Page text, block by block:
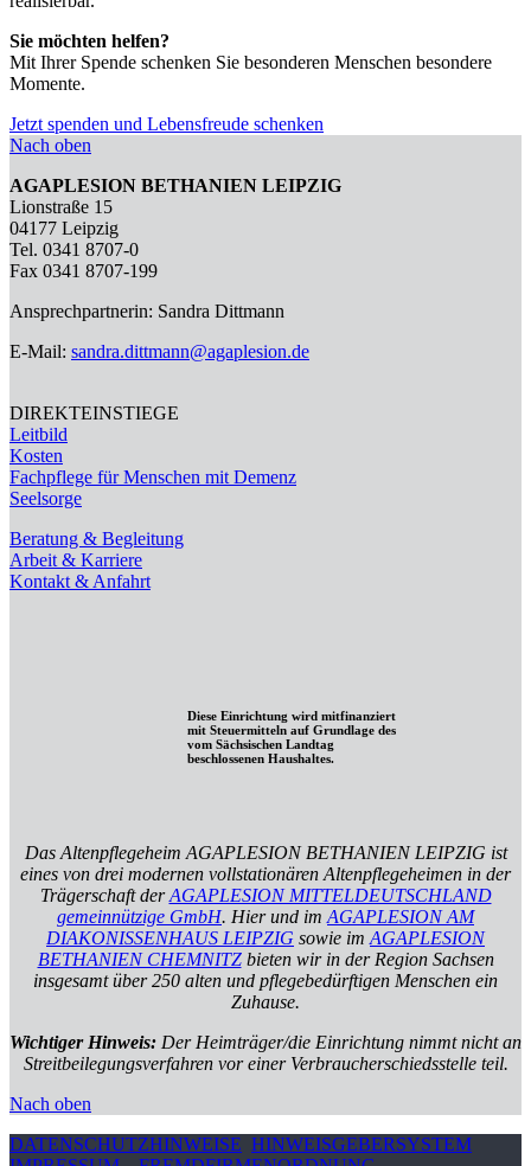
Sie möchten helfen?
Mit Ihrer Spende schenken Sie besonderen Menschen besondere
Momente.
Jetzt spenden und Lebensfreude schenken
Nach oben
AGAPLESION BETHANIEN LEIPZIG
Lionstraße 15
04177 Leipzig
Tel. 0341 8707-0
Fax 0341 8707-199
Ansprechpartnerin: Sandra Dittmann
E-Mail: sandra.dittmann@agaplesion.de
DIREKTEINSTIEGE
Leitbild
Kosten
Fachpflege für Menschen mit Demenz
Seelsorge
Beratung & Begleitung
Arbeit & Karriere
Kontakt & Anfahrt
Diese Einrichtung wird mitfinanziert
mit Steuermitteln auf Grundlage des
vom Sächsischen Landtag
beschlossenen Haushaltes.
Das Altenpflegeheim AGAPLESION BETHANIEN LEIPZIG ist
eines von drei modernen vollstationären Altenpflegeheimen in der
Trägerschaft derAGAPLESION MITTELDEUTSCHLAND
gemeinnützige GmbH. Hier und imAGAPLESION AM
DIAKONISSENHAUS LEIPZIG sowie imAGAPLESION
BETHANIEN CHEMNITZbieten wir in der Region Sachsen
insgesamt über 250 alten und pflegebedürftigen Menschen ein
Zuhause.
Wichtiger Hinweis: Der Heimträger/die Einrichtung nimmt nicht an
Streitbeilegungsverfahren vor einer Verbraucherschiedsstelle teil.
Nach oben
DATENSCHUTZHINWEISE HINWEISGEBERSYSTEM